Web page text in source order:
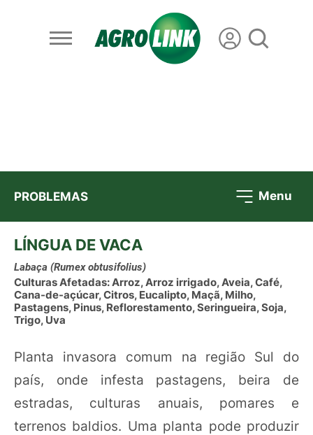
PROBLEMAS Menu
LÍNGUA DE VACA
Labaça (Rumex obtusifolius)
Culturas Afetadas: Arroz, Arroz irrigado, Aveia, Café,
Cana-de-açúcar, Citros, Eucalipto, Maçã, Milho,
Pastagens, Pinus, Reflorestamento, Seringueira, Soja,
Trigo, Uva
Planta invasora comum na região Sul do
país, onde infesta pastagens, beira de
estradas, culturas anuais, pomares e
terrenos baldios. Uma planta pode produzir